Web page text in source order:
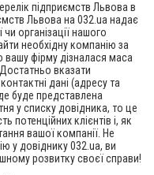
підприємств Львова в
Львова на 032.ua надає
організації нашого
необхідну компанію за
фірму дізналася маса
вказати
дані (адресу та
буде представлена
у списку довідника, то це
потенційних клієнтів і, як
вашої компанії. Не
у довіднику 032.ua, ви
розвитку своєї справи!